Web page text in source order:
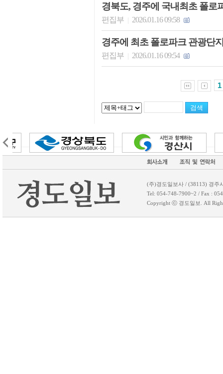
경북도, 경주에 국내최초 폴로
편집부 | 2026.01.16 09:58
경주에 최초 폴로파크 관광단
편집부 | 2026.01.16 09:54
1
(주)경도일보사 / (38113) 경주
Tel: 054-748-7900~2 / Fax :
Copyright ⓒ 경도일보. All